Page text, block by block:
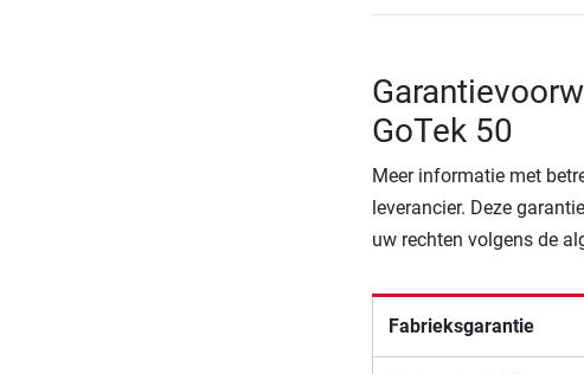
GoTek 50
Meer informatie met
leverancier. Deze
uw rechten volgens de
Fabrieksgarantie